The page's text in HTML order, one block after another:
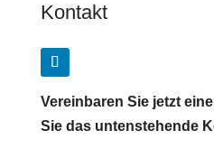
Kontakt
Vereinbaren Sie jetzt
Sie das untenstehende